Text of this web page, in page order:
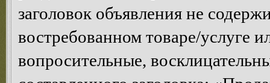
заголовок объявления не
востребованном товаре/услуге
вопросительные,